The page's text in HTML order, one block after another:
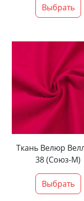
Выбрать
Ткань Велюр
38 (Союз-М)
Выбрать